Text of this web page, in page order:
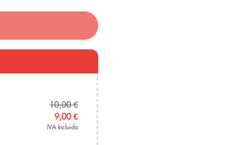
10,00€
9,00€
IVA Incluido